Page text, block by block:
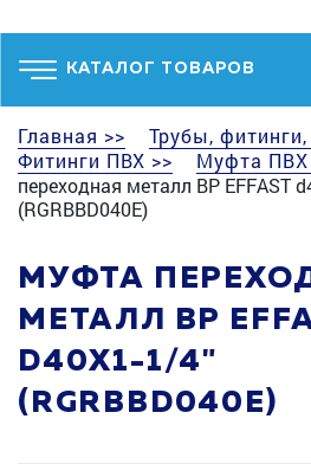
КАТАЛОГ ТОВАРОВ
Главная >>
Трубы,
Фитинги ПВХ >>
Муфта ПВХ
переходная металл BР EFFAST
(RGRBBD040E)
МУФТА
МЕТАЛЛ BР
D40X1-1/4"
(RGRBBD040E)